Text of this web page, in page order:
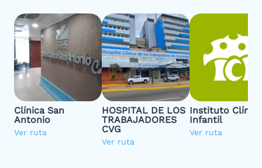
Clínica San
Antonio
Ver ruta
HOSPITAL DE LOS
TRABAJADORES
CVG
Ver ruta
Instituto
Infantil
Ver ruta